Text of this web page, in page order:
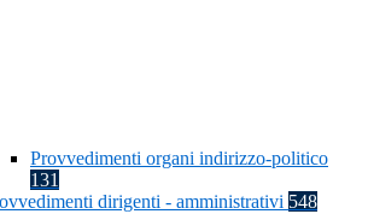
Provvedimenti organi indirizzo-politico
131
dirigenti - amministrativi 548